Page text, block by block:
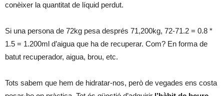
conèixer la quantitat de líquid perdut.
Si una persona de 72kg pesa després 71,200kg, 72-71.2 = 0.8 *
1.5 = 1.200ml d’aigua que ha de recuperar. Com? En forma de
batut recuperador, aigua, brou, etc.
Tots sabem que hem de hidratar-nos, però de vegades ens costa